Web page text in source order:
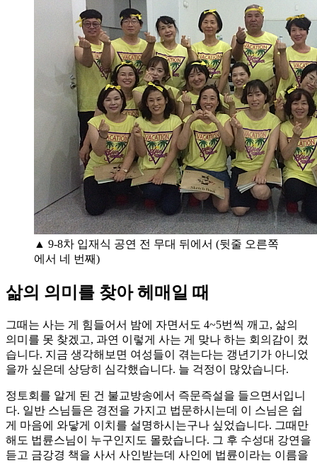
▲ 9-8차 입재식 공연 전 무대 뒤에서 (뒷줄 오른쪽
에서 네 번째)
삶의 의미를 찾아 헤매일 때
그때는 사는 게 힘들어서 밤에 자면서도 4~5번씩 깨고, 삶의
의미를 못 찾겠고, 과연 이렇게 사는 게 맞나 하는 회의감이 컸
습니다. 지금 생각해보면 여성들이 겪는다는 갱년기가 아니었
을까 싶은데 상당히 심각했습니다. 늘 걱정이 많았습니다.
정토회를 알게 된 건 불교방송에서 즉문즉설을 들으면서입니
다. 일반 스님들은 경전을 가지고 법문하시는데 이 스님은 쉽
게 마음에 와닿게 이치를 설명하시는구나 싶었습니다. 그때만
해도 법륜스님이 누구인지도 몰랐습니다. 그 후 수성대 강연을
듣고 금강경 책을 사서 사인받는데 사인에 법륜이라는 이름을